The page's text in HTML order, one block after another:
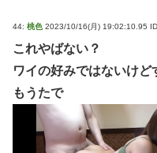
44: 桃色 2023/10/16(月) 19:02:10.95
これやばない？
ワイの好みではないけ
もうたで